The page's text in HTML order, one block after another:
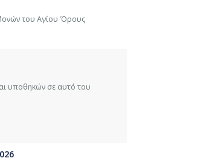
του Αγίου Όρους
υποθηκών σε αυτό του